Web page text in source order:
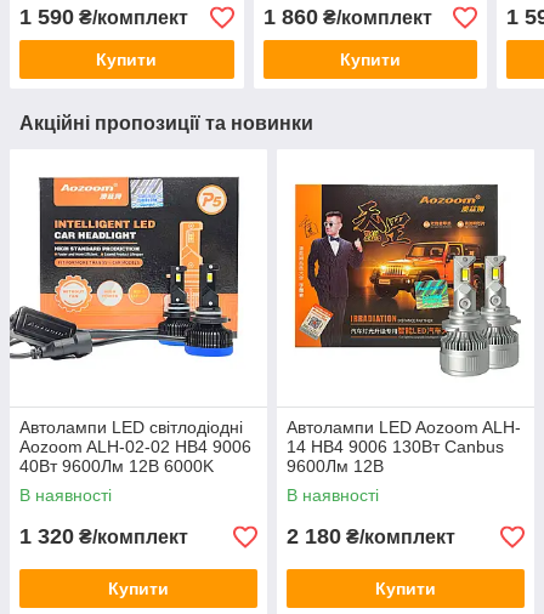
1 590 ₴/комплект
Купити
1 860₴/комплект
Купити
1
Акційні пропозиції та новинки
Автолампи LED світлодіодні
Aozoom ALH-02-02 HB4 9006
40Вт 9600Лм 12В 6000K
В наявності
1 320 ₴/комплект
Купити
Автолампи LED Aozoom ALH-
14 HB4 9006 130Вт Canbus
9600Лм 12В
В наявності
2 180 ₴/комплект
Купити